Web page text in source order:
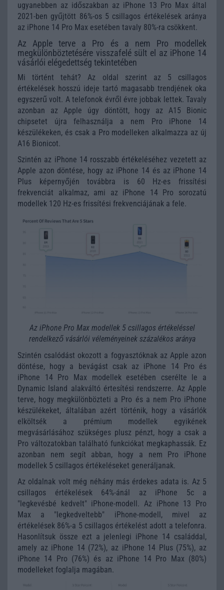
ugyanebben az időszakban az iPhone 13 Pro Max által
2021-ben gyűjtött 86%-os 5 csillagos értékelések aránya
az iPhone 14 Pro Max esetében tavaly 80%-ra csökkent.
Az Apple terve a Pro és a nem Pro modellek
megkülönböztetésére visszafelé sült el az iPhone 14
vásárlói elégedettség tekintetében
Mi történt tehát? Az oldal szerint az 5 csillagos
értékelések hosszú ideje tartó magasabb trendjének oka
egyszerű volt. A telefonok évről évre jobbak lettek. Tavaly
azonban az Apple úgy döntött, hogy az A15 Bionic
chipsetet újra felhasználja a nem Pro iPhone 14
készülékeken, és csak a Pro modelleken alkalmazza az új
A16 Bionicot.
Szintén az iPhone 14 rosszabb értékeléséhez vezetett az
Apple azon döntése, hogy az iPhone 14 és az iPhone 14
Plus képernyőjén továbbra is 60 Hz-es frissítési
frekvenciát alkalmaz, ami az iPhone 14 Pro sorozatú
modellek 120 Hz-es frissítési frekvenciájának a fele.
Az iPhone Pro Max modellek 5 csillagos értékeléssel
rendelkező vásárlói véleményeinek százalékos aránya
Szintén csalódást okozott a fogyasztóknak az Apple azon
döntése, hogy a bevágást csak az iPhone 14 Pro és
iPhone 14 Pro Max modellek esetében cserélte le a
Dynamic Island alakváltó értesítési rendszerre. Az Apple
terve, hogy megkülönbözteti a Pro és a nem Pro iPhone
készülékeket, általában azért történik, hogy a vásárlók
elköltsék a prémium modellek egyikének
megvásárlásához szükséges plusz pénzt, hogy a csak a
Pro változatokban található funkciókat megkaphassák. Ez
azonban nem segít abban, hogy a nem Pro iPhone
modellek 5 csillagos értékeléseket generáljanak.
Az oldalnak volt még néhány más érdekes adata is. Az 5
csillagos értékelések 64%-ánál az iPhone 5c a
"legkevésbé kedvelt" iPhone-modell. Az iPhone 13 Pro
Max a "legkedveltebb" iPhone-modell, mivel az
értékelések 86%-a 5 csillagos értékelést adott a telefonra.
Hasonlítsuk össze ezt a jelenlegi iPhone 14 családdal,
amely az iPhone 14 (72%), az iPhone 14 Plus (75%), az
iPhone 14 Pro (76%) és az iPhone 14 Pro Max (80%)
modelleket foglalja magában.